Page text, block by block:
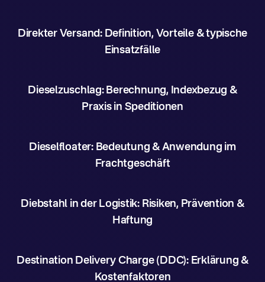
Direkter Versand: Definition, Vorteile & typische
Einsatzfälle
Dieselzuschlag: Berechnung, Indexbezug &
Praxis in Speditionen
Dieselfloater: Bedeutung & Anwendung im
Frachtgeschäft
Diebstahl in der Logistik: Risiken, Prävention &
Haftung
Destination Delivery Charge (DDC): Erklärung &
Kostenfaktoren